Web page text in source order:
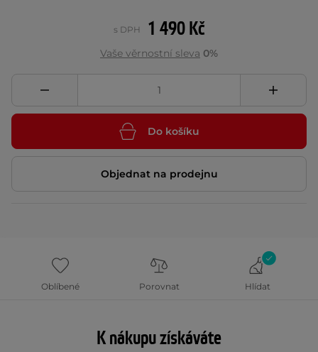
1 490 Kč
s DPH
Vaše věrnostní sleva 0%
Do košíku
Objednat na prodejnu
Oblíbené Porovnat Hlídat
K nákupu získáváte